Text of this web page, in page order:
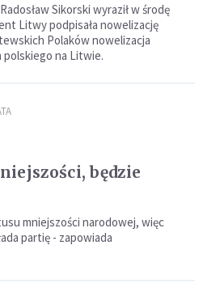
Sikorski wyraził w środę
Litwy podpisała nowelizację
Polaków nowelizacja
na Litwie.
będzie
mniejszości narodowej, więc
partię - zapowiada